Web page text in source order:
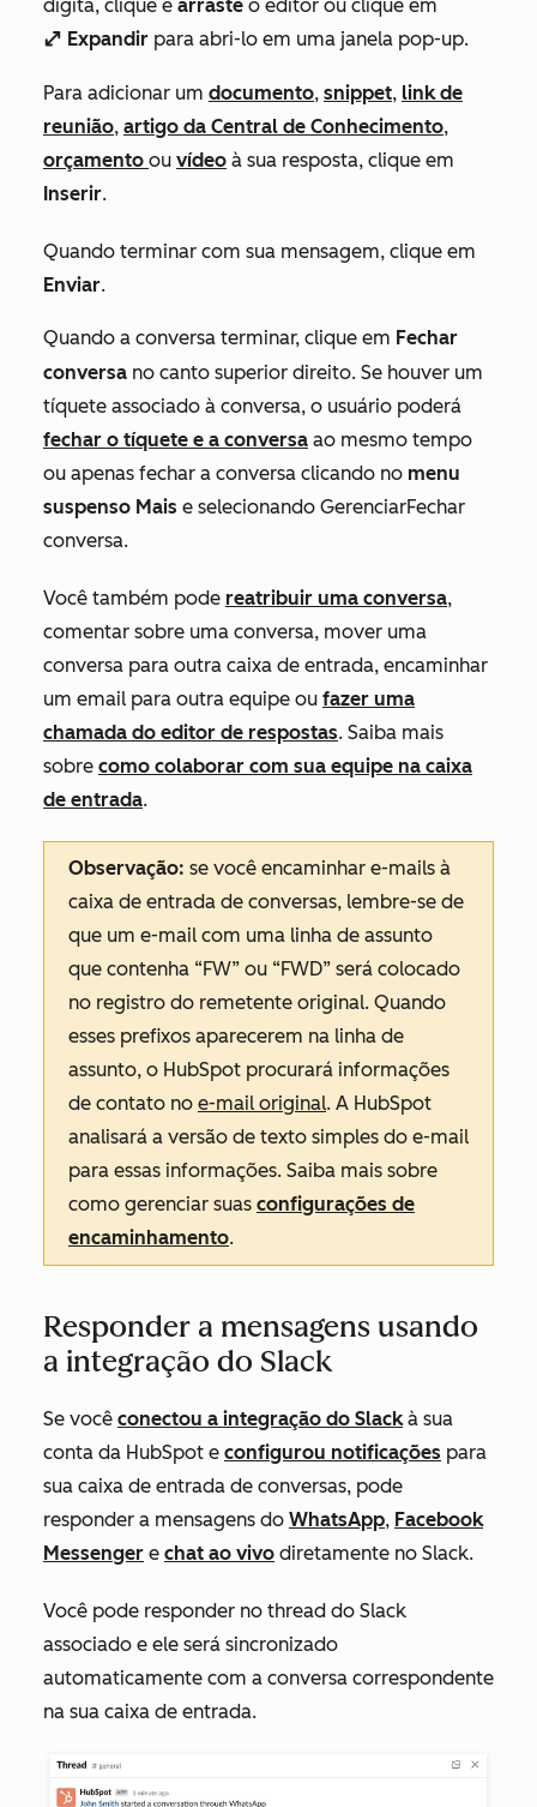
digita, clique e arraste o editor ou clique em
enlarge Expandir para abri-lo em uma janela pop-up.
Para adicionar um documento, snippet, link de
reunião, artigo da Central de Conhecimento,
orçamento ou vídeo à sua resposta, clique em
Inserir.
Quando terminar com sua mensagem, clique em
Enviar.
Quando a conversa terminar, clique em Fechar
conversa no canto superior direito. Se houver um
tíquete associado à conversa, o usuário poderá
fechar o tíquete e a conversa ao mesmo tempo
ou apenas fechar a conversa clicando no menu
suspenso Mais e selecionando GerenciarFechar
conversa.
Você também pode reatribuir uma conversa,
comentar sobre uma conversa, mover uma
conversa para outra caixa de entrada, encaminhar
um email para outra equipe ou fazer uma
chamada do editor de respostas. Saiba mais
sobre como colaborar com sua equipe na caixa
de entrada.
Observação: se você encaminhar e-mails à
caixa de entrada de conversas, lembre-se de
que um e-mail com uma linha de assunto
que contenha “FW” ou “FWD” será colocado
no registro do remetente original. Quando
esses prefixos aparecerem na linha de
assunto, o HubSpot procurará informações
de contato no e-mail original. A HubSpot
analisará a versão de texto simples do e-mail
para essas informações. Saiba mais sobre
como gerenciar suas configurações de
encaminhamento.
Responder a mensagens usando
a integração do Slack
Se você conectou a integração do Slackà sua
conta da HubSpot e configurou notificações para
sua caixa de entrada de conversas, pode
responder a mensagens do WhatsApp, Facebook
Messenger e chat ao vivo diretamente no Slack.
Você pode responder no thread do Slack
associado e ele será sincronizado
automaticamente com a conversa correspondente
na sua caixa de entrada.